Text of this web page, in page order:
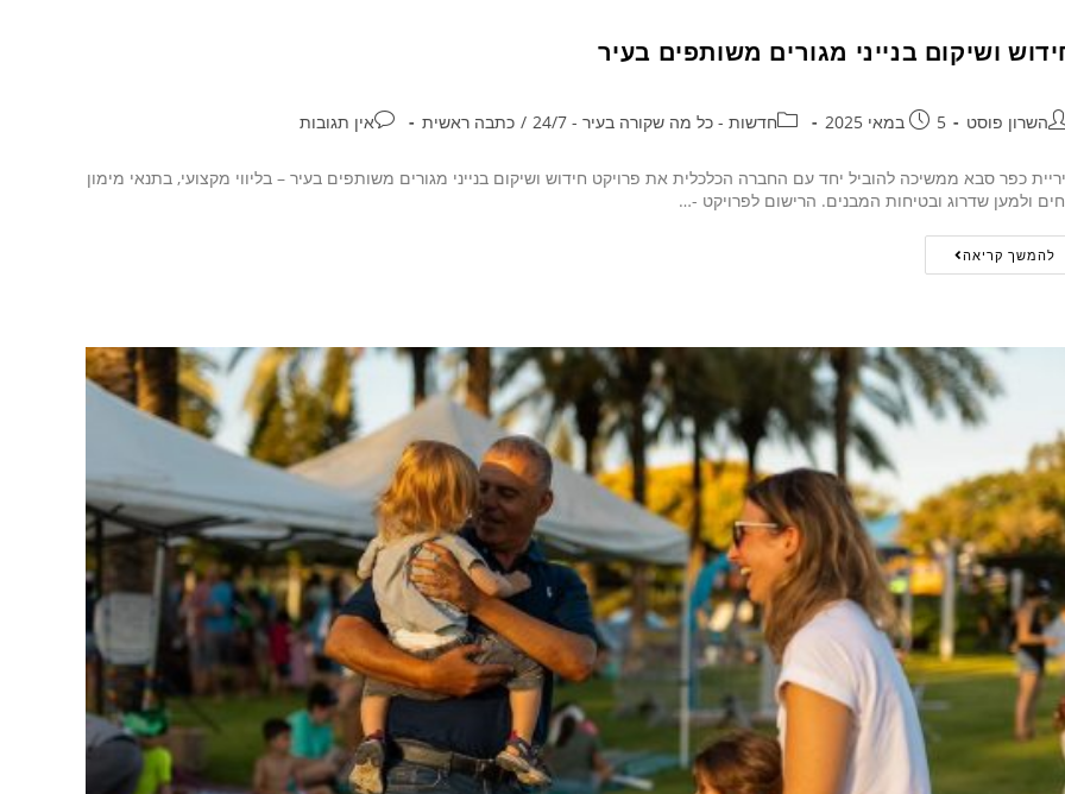
ושיקום בנייני מגורים משותפים בעיר
השרון פוסט 5 במאי 2025 חדשות - כל מה שקורה בעיר - 24/7 / כתבה ראשית אין תגובות
כפר סבא ממשיכה להוביל יחד עם החברה הכלכלית את פרויקט חידוש ושיקום בנייני מגורים משותפים בעיר – בליווי מקצועי, בתנאי מימון
ולמען שדרוג ובטיחות המבנים. הרישום לפרויקט -…
להמשך קריאה